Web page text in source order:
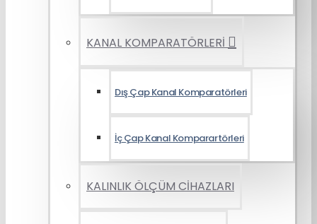
KANAL KOMPARATÖRLERİ
Dış Çap Kanal Komparatörleri
İç Çap Kanal Komparartörleri
KALINLIK ÖLÇÜM CİHAZLARI